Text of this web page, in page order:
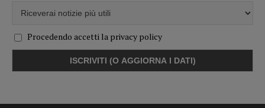
Procedendo accetti la privacy policy